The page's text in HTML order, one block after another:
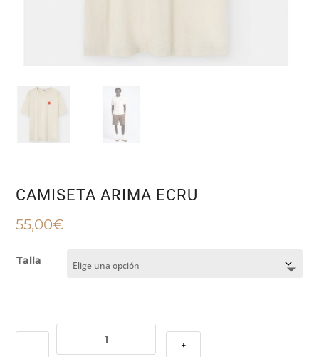
CAMISETA ARIMA ECRU
55,00€
Talla
- +